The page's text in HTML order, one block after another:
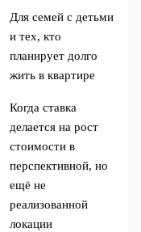
Для семей с детьми
и тех, кто
планирует долго
жить в квартире
Когда ставка
делается на рост
стоимости в
перспективной, но
ещё не
реализованной
локации